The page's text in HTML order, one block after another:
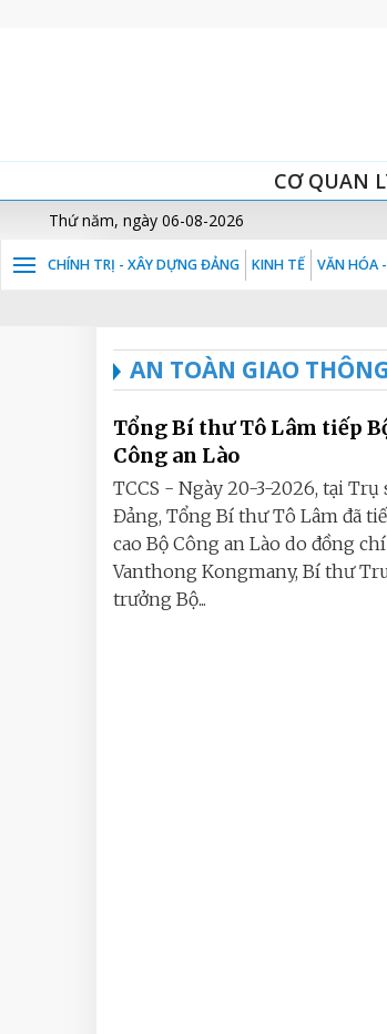
CƠ QUAN
Thứ năm, ngày 06-08-2026
CHÍNH TRỊ - XÂY DỰNG ĐẢNG KINH TẾ VĂN HÓA
AN TOÀN GIAO
Tổng Bí thư Tô Lâm tiếp
Công an Lào
TCCS - Ngày 20-3-2026, tại
Đảng, Tổng Bí thư Tô Lâm đã
cao Bộ Công an Lào do đồng
Vanthong Kongmany, Bí thư
trưởng Bộ...